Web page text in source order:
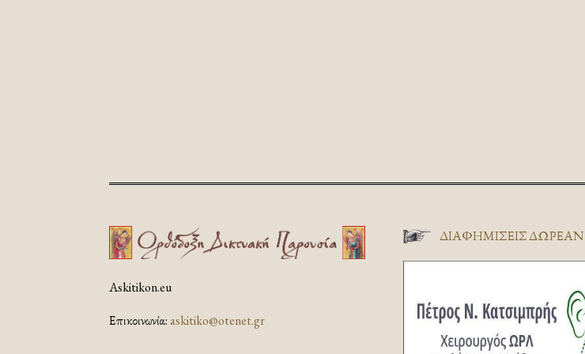
Askitikon.eu
Επικοινωνία:askitiko@otenet.gr
ΔΙΑΦΗΜΊΣΕΙΣ ΔΩΡΕΆΝ